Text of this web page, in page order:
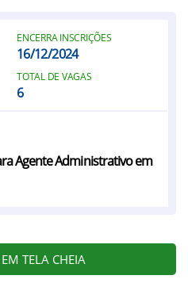
ENCERRA INSCRIÇÕES
16/12/2024
TOTAL DE VAGAS
6
Agente Administrativo em
TELA CHEIA